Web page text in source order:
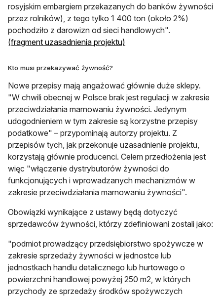
rosyjskim embargiem przekazanych do banków żywności
przez rolników), z tego tylko 1 400 ton (około 2%)
pochodziło z darowizn od sieci handlowych".
(fragment uzasadnienia projektu)
Kto musi przekazywać żywność?
Nowe przepisy mają angażować głównie duże sklepy.
"W chwili obecnej w Polsce brak jest regulacji w zakresie
przeciwdziałania marnowaniu żywności. Jedynym
udogodnieniem w tym zakresie są korzystne przepisy
podatkowe" – przypominają autorzy projektu. Z
przepisów tych, jak przekonuje uzasadnienie projektu,
korzystają głównie producenci. Celem przedłożenia jest
więc "włączenie dystrybutorów żywności do
funkcjonujących i wprowadzanych mechanizmów w
zakresie przeciwdziałania marnowaniu żywności".
Obowiązki wynikające z ustawy będą dotyczyć
sprzedawców żywności, którzy zdefiniowani zostali jako:
"podmiot prowadzący przedsiębiorstwo spożywcze w
zakresie sprzedaży żywności w jednostce lub
jednostkach handlu detalicznego lub hurtowego o
powierzchni handlowej powyżej 250 m2, w których
przychody ze sprzedaży środków spożywczych